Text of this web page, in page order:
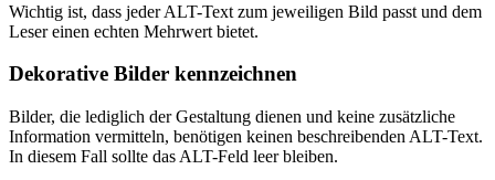
Wichtig ist, dass jeder ALT-Text zum jeweiligen Bild passt und dem
Leser einen echten Mehrwert bietet.
Dekorative Bilder kennzeichnen
Bilder, die lediglich der Gestaltung dienen und keine zusätzliche
Information vermitteln, benötigen keinen beschreibenden ALT-Text.
In diesem Fall sollte das ALT-Feld leer bleiben.